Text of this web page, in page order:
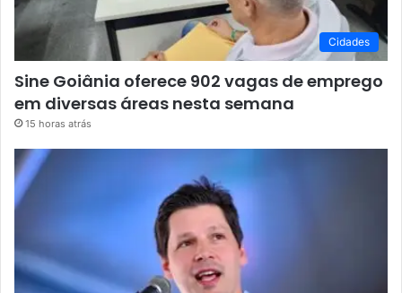
Cidades
Sine Goiânia oferece 902 vagas de emprego
em diversas áreas nesta semana
15 horas atrás